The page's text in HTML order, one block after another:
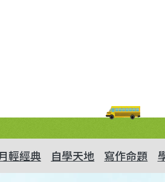
輕經典 自學天地 寫作命題